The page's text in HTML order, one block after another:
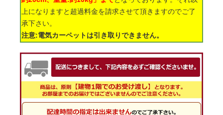
上になりますと超過料金を請求させて頂きますのでご了
承下さい。
注意:電気カーペットは引き取りできません。